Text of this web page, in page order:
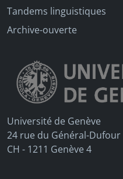
Tandems linguistiques
Archive-ouverte
Université de Genève
24 rue du Général-Dufour
CH - 1211 Genève 4